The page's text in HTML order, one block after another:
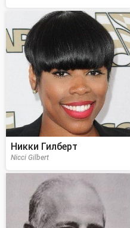
Никки Гилберт
Nicci Gilbert